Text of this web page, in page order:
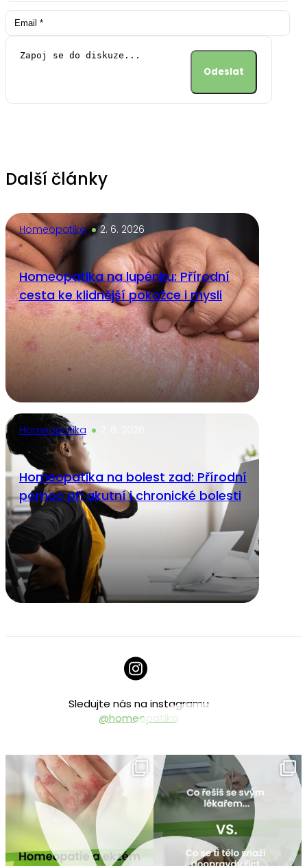
Další články
Homeopatika 2. 6. 2026
Homeopatika na lupénku: Přírodní
cesta ke klidnější pokožce i mysli
Homeopatika
Homeopatika na bolest zad: Přírodní
pomoc při akutní i chronické bolesti
Sledujte nás na instagramu
@homeopatika
homeopatika.cz
Čvc 25
homeopatika.cz
Čvc 16